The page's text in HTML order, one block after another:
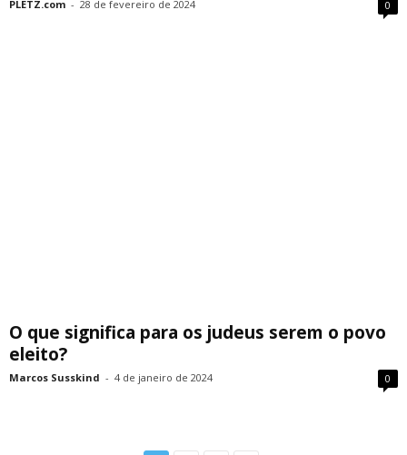
PLETZ.com - 28 de fevereiro de 2024 0
O que significa para os judeus serem o povo
eleito?
Marcos Susskind - 4 de janeiro de 2024 0